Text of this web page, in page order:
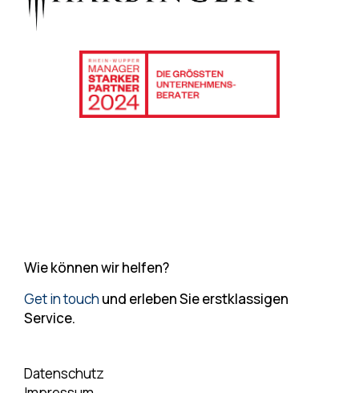
Wie können wir helfen?
Get in touch und erleben Sie erstklassigen
Service.
Datenschutz